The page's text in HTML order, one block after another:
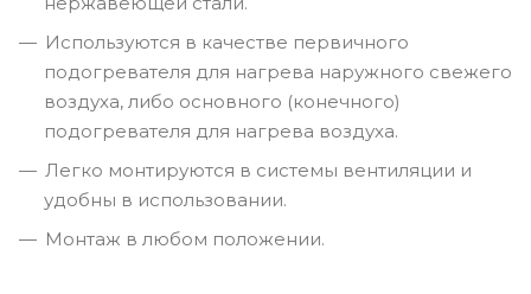
Используются в качестве первичного
подогревателя для нагрева наружного свежего
воздуха, либо основного (конечного)
подогревателя для нагрева воздуха.
Легко монтируются в системы вентиляции и
удобны в использовании.
Монтаж в любом положении.